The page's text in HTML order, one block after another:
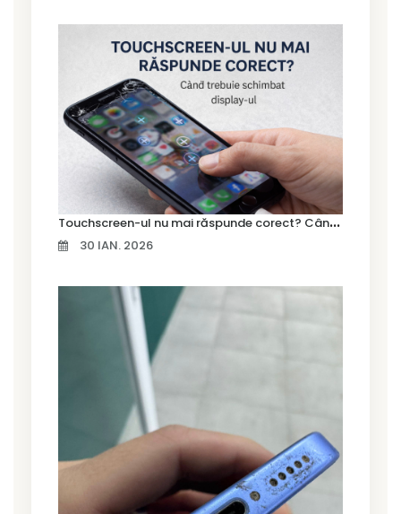
T
ouchscreen-ul nu mai răspunde corect? Când trebuie schimbat display-ul
30 IAN. 2026